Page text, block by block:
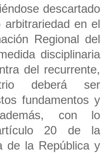
descartado
arbitrariedad en el
Regional del
disciplinaria
del recurrente,
deberá ser
fundamentos y
con lo
20 de la
de la República y